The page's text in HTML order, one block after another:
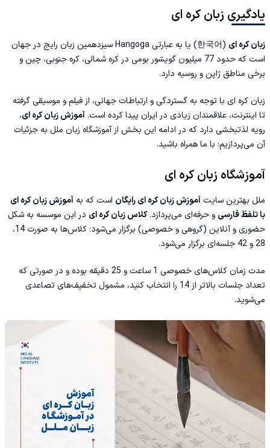
یادگیری زبان کره ای
زبان کره ای
(한국어) یا به عبارتی Hangoga سیزدهمین زبان رایج در جهان
است که حدود 77 میلیون گویشور بومی در کره شمالی، کره جنوبی، چین و
برخی مناطق ژاپن و روسیه دارد.
زبان کره ای با توجه به گستردگی و ارتباطات جهانی، از فیلم و موسیقی گرفته
تا اینترنت، علاقمندان زیادی در ایران پیدا کرده است.آموزش زبان کره ای،
رویه لذتبخشی دارد که در ادامه این بخش ازآموزشگاه زبان ملل به جزئیات
آن می‌پردازیم؛ با ما همراه باشید.
آموزشگاه زبان کره ای
ملل بهترین سایت آموزش زبان کره ای رایگان است که به آموزش زبان کره ای
با تلفظ فارسی و حرفه‌ای می‌پردازد.کلاس زبان کره ای در این موسسه به شکل
حضوری و آنلاین (گروهی و خصوصی) برگزار می‌شود؛ کلاس‌ها به صورت 14،
28 و 42 جلسه‌ای برگزار می‌شود.
مدت زمان کلاس‌های خصوصی 1 ساعت و 25 دقیقه بوده و در صورتی که
تعداد جلسات بالاتر از 14 را انتخاب کنید، مشمول تخفیف‌های تصاعدی
می‌شوید.